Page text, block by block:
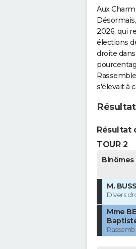
Aux
2026, qui
élections
droite
s'élevait à
Résultat
TOUR 2
M.
Divers
Mme